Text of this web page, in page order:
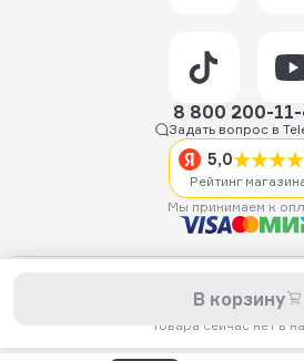
В корзину
Товара сейчас нет в
8 800 200-
Задать вопрос в
5,0
Рейтинг
Мы принимаем к
самокатов, запчастей для самокатов,
одежды и обуви.